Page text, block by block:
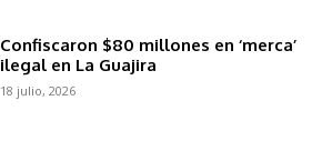
Confiscaron $80 millones en ‘merca’
ilegal en La Guajira
18 julio, 2026